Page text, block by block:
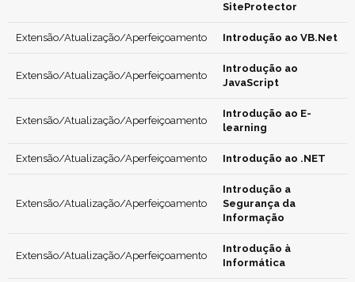
SiteProtector
Extensão/Atualização/Aperfeiçoamento Introdução ao VB.Net
Extensão/Atualização/Aperfeiçoamento
Introdução ao
JavaScript
Extensão/Atualização/Aperfeiçoamento
Introdução ao E-
learning
Extensão/Atualização/Aperfeiçoamento Introdução ao .NET
Extensão/Atualização/Aperfeiçoamento
Introdução a
Segurança da
Informação
Extensão/Atualização/Aperfeiçoamento
Introdução à
Informática